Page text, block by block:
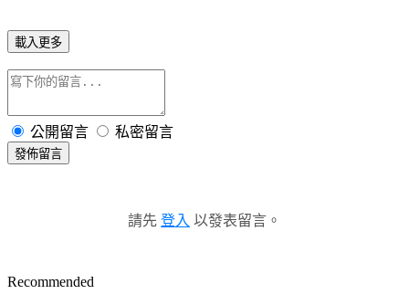
載入更多
公開留言 私密留言
發佈留言
請先 登入 以發表留言。
Recommended